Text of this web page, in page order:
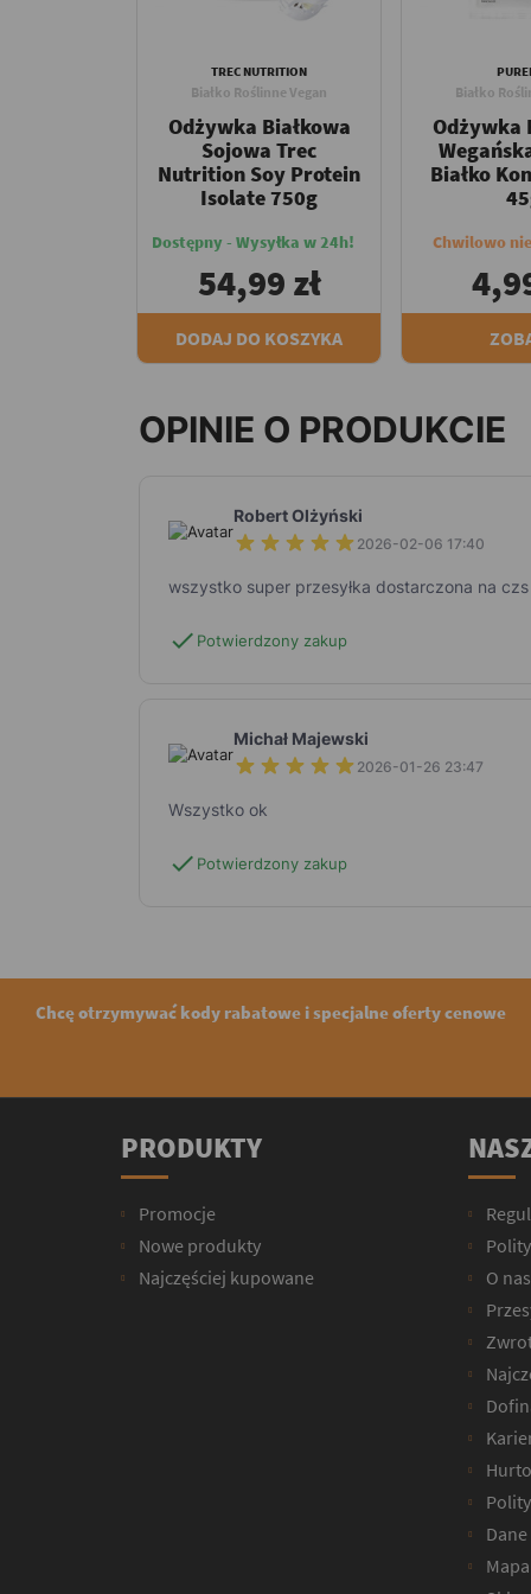
TREC NUTRITION
Białko Roślinne Vegan
Odżywka Białkowa
Sojowa Trec
Nutrition Soy Protein
Isolate 750g
Dostępny - Wysyłka w 24h!
54,99 zł
DODAJ DO KOSZYKA
Białko
Odżywka
Białko
Chwilowo
OPINIE O PRODUKCIE
Robert Olżyński
2026-02-06 17:40
wszystko super przesyłka dostarczona na czs
check Potwierdzony zakup
Michał Majewski
2026-01-26 23:47
Wszystko ok
check Potwierdzony zakup
Chcę otrzymywać kody rabatowe i specjalne oferty cenowe
PRODUKTY
Promocje
Nowe produkty
Najczęściej kupowane
O nas